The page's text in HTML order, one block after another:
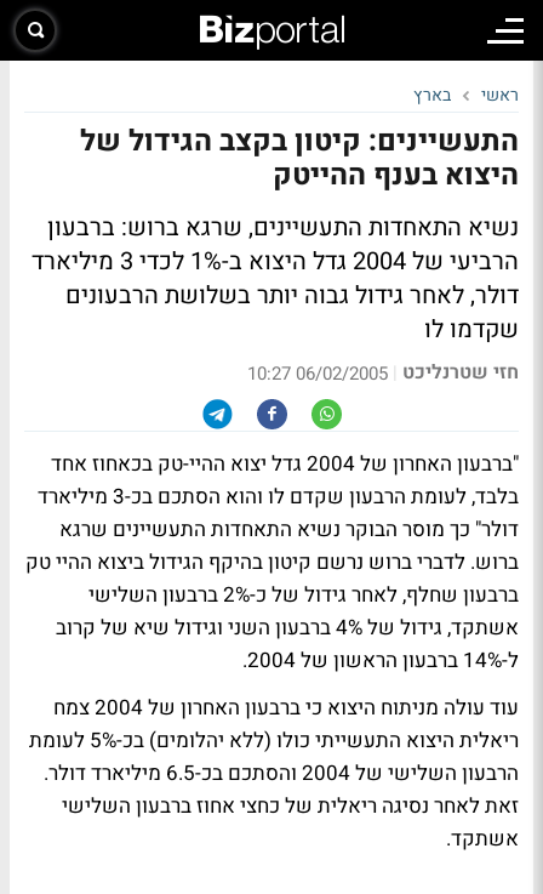
ראשי בארץ
התעשיינים: קיטון בקצב הגידול של
היצוא בענף ההייטק
נשיא התאחדות התעשיינים, שרגא ברוש: ברבעון
הרביעי של 2004 גדל היצוא ב-1% לכדי 3 מיליארד
דולר, לאחר גידול גבוה יותר בשלושת הרבעונים
שקדמו לו
חזי שטרנליכט |
06/02/2005 10:27
"ברבעון האחרון של 2004 גדל יצוא ההיי-טק בכאחוז אחד
בלבד, לעומת הרבעון שקדם לו והוא הסתכם בכ-3 מיליארד
דולר" כך מוסר הבוקר נשיא התאחדות התעשיינים שרגא
ברוש. לדברי ברוש נרשם קיטון בהיקף הגידול ביצוא ההיי טק
ברבעון שחלף, לאחר גידול של כ-2% ברבעון השלישי
אשתקד, גידול של 4% ברבעון השני וגידול שיא של קרוב
ל-14% ברבעון הראשון של 2004.
עוד עולה מניתוח היצוא כי ברבעון האחרון של 2004 צמח
ריאלית היצוא התעשייתי כולו (ללא יהלומים) בכ-5% לעומת
הרבעון השלישי של 2004 והסתכם בכ-6.5 מיליארד דולר.
זאת לאחר נסיגה ריאלית של כחצי אחוז ברבעון השלישי
אשתקד.